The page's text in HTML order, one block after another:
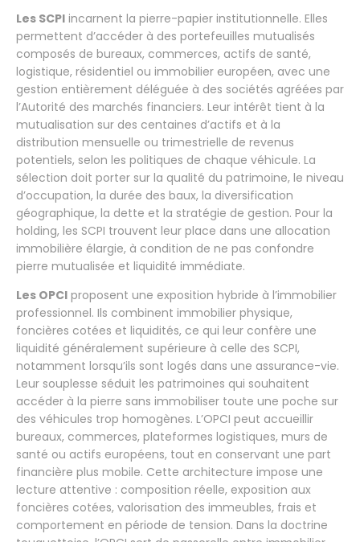
Les SCPI incarnent la pierre-papier institutionnelle. Elles
permettent d’accéder à des portefeuilles mutualisés
composés de bureaux, commerces, actifs de santé,
logistique, résidentiel ou immobilier européen, avec une
gestion entièrement déléguée à des sociétés agréées par
l’Autorité des marchés financiers. Leur intérêt tient à la
mutualisation sur des centaines d’actifs et à la
distribution mensuelle ou trimestrielle de revenus
potentiels, selon les politiques de chaque véhicule. La
sélection doit porter sur la qualité du patrimoine, le niveau
d’occupation, la durée des baux, la diversification
géographique, la dette et la stratégie de gestion. Pour la
holding, les SCPI trouvent leur place dans une allocation
immobilière élargie, à condition de ne pas confondre
pierre mutualisée et liquidité immédiate.
Les OPCI proposent une exposition hybride à l’immobilier
professionnel. Ils combinent immobilier physique,
foncières cotées et liquidités, ce qui leur confère une
liquidité généralement supérieure à celle des SCPI,
notamment lorsqu’ils sont logés dans une assurance-vie.
Leur souplesse séduit les patrimoines qui souhaitent
accéder à la pierre sans immobiliser toute une poche sur
des véhicules trop homogènes. L’OPCI peut accueillir
bureaux, commerces, plateformes logistiques, murs de
santé ou actifs européens, tout en conservant une part
financière plus mobile. Cette architecture impose une
lecture attentive : composition réelle, exposition aux
foncières cotées, valorisation des immeubles, frais et
comportement en période de tension. Dans la doctrine